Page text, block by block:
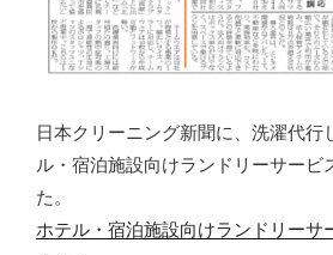
日本クリーニング新聞に、洗濯代行
ル・宿泊施設向けランドリーサービ
た。
ホテル・宿泊施設向けランドリーサ